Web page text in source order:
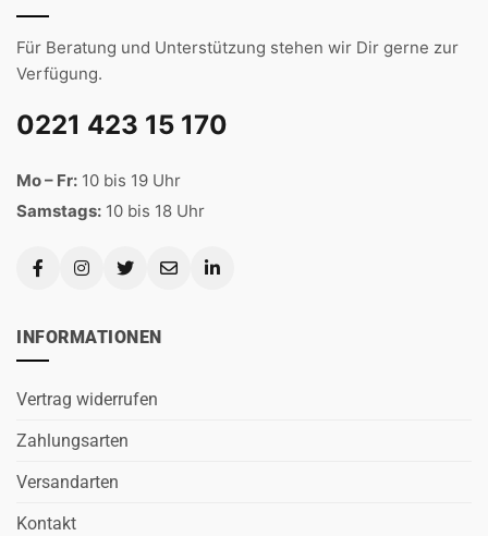
Für Beratung und Unterstützung stehen wir Dir gerne zur
Verfügung.
0221 423 15 170
Mo – Fr: 10 bis 19 Uhr
Samstags: 10 bis 18 Uhr
INFORMATIONEN
Vertrag widerrufen
Zahlungsarten
Versandarten
Kontakt